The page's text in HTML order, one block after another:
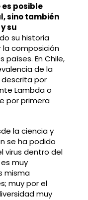
posible
sino también
su
su historia
composición
En Chile,
de la
descrita por
Lambda o
por primera
la ciencia y
se ha podido
virus dentro del
muy
misma
muy por el
muy